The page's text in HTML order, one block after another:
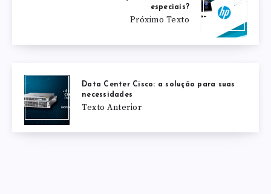
especiais?
Próximo Texto
Data Center Cisco: a solução para suas
necessidades
Texto Anterior